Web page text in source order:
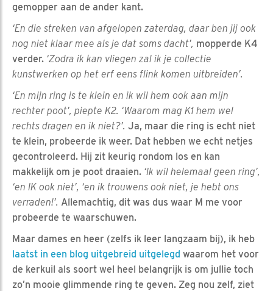
gemopper aan de ander kant.
‘En die streken van afgelopen zaterdag, daar ben jij ook
nog niet klaar mee als je dat soms dacht’, mopperde K4
verder. ‘Zodra ik kan vliegen zal ik je collectie
kunstwerken op het erf eens flink komen uitbreiden’.
‘En mijn ring is te klein en ik wil hem ook aan mijn
rechter poot’, piepte K2. ‘Waarom mag K1 hem wel
rechts dragen en ik niet?’. Ja, maar die ring is echt niet
te klein, probeerde ik weer. Dat hebben we echt netjes
gecontroleerd. Hij zit keurig rondom los en kan
makkelijk om je poot draaien. ‘Ik wil helemaal geen ring’,
‘en IK ook niet’, ‘en ik trouwens ook niet, je hebt ons
verraden!’. Allemachtig, dit was dus waar M me voor
probeerde te waarschuwen.
Maar dames en heer (zelfs ik leer langzaam bij), ik heb
laatst in een blog uitgebreid uitgelegd waarom het voor
de kerkuil als soort wel heel belangrijk is om jullie toch
zo’n mooie glimmende ring te geven. Zeg nou zelf, ziet